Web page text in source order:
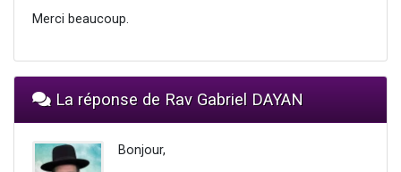
Merci beaucoup.
La réponse de Rav Gabriel DAYAN
Bonjour,